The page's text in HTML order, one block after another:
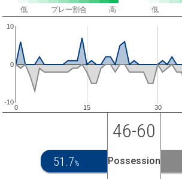
低 プレー割合 高 低
0 15 30
-10
0
10
46-60
51.7% Possession